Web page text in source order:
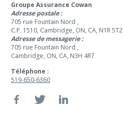
Groupe Assurance Cowan
Adresse postale :
705 rue Fountain Nord ,
C.P. 1510, Cambridge, ON, CA, N1R 5T2
Adresse de messagerie :
705 rue Fountain Nord ,
Cambridge, ON, CA, N3H 4R7
Téléphone :
519-650-6360